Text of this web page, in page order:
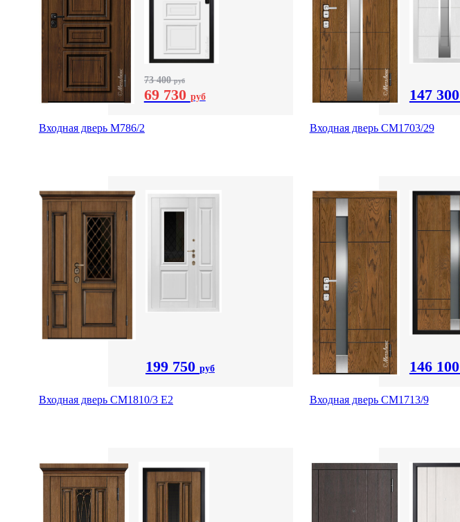
73 400руб
69 730 руб
Входная дверь М786/2
147 300
Входная дверь СМ1703/29
199 750 руб
Входная дверь СМ1810/3 Е2
146 100
Входная дверь CМ1713/9